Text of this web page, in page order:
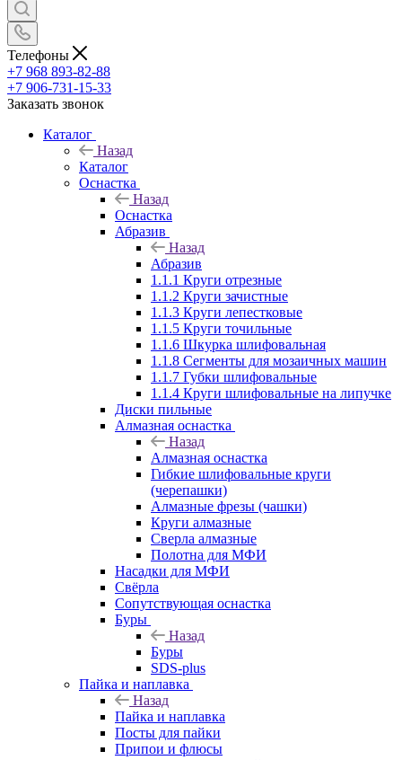
Телефоны
+7 968 893-82-88
+7 906-731-15-33
Заказать звонок
Каталог
Назад
Каталог
Оснастка
Назад
Оснастка
Абразив
Назад
Абразив
1.1.1 Круги отрезные
1.1.2 Круги зачистные
1.1.3 Круги лепестковые
1.1.5 Круги точильные
1.1.6 Шкурка шлифовальная
1.1.8 Сегменты для мозаичных машин
1.1.7 Губки шлифовальные
1.1.4 Круги шлифовальные на липучке
Диски пильные
Алмазная оснастка
Назад
Алмазная оснастка
Гибкие шлифовальные круги
(черепашки)
Алмазные фрезы (чашки)
Круги алмазные
Сверла алмазные
Полотна для МФИ
Насадки для МФИ
Свёрла
Сопутствующая оснастка
Буры
Назад
Буры
SDS-plus
Пайка и наплавка
Назад
Пайка и наплавка
Посты для пайки
Припои и флюсы